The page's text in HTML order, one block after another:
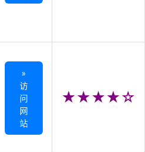
»
访
问
网
站
★★★★☆